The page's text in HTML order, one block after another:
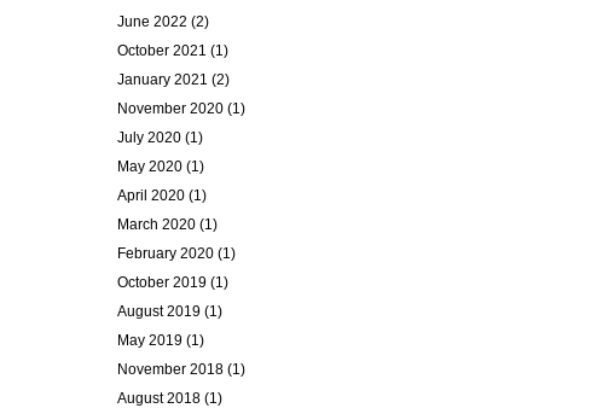
June 2022 (2)
October 2021 (1)
January 2021 (2)
November 2020 (1)
July 2020 (1)
May 2020 (1)
April 2020 (1)
March 2020 (1)
February 2020 (1)
October 2019 (1)
August 2019 (1)
May 2019 (1)
November 2018 (1)
August 2018 (1)